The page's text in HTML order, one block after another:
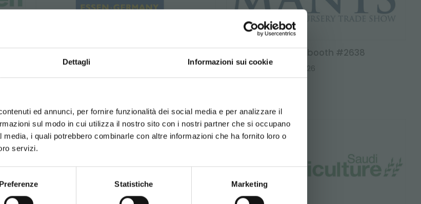
Dettagli Informazioni sui cookie
ed annunci, per fornire funzionalità dei social media e per analizzare il
sul modo in cui utilizza il nostro sito con i nostri partner che si occupano
i quali potrebbero combinarle con altre informazioni che ha fornito loro o
servizi.
Preferenze Statistiche Marketing
01/27/2026 - 01/30/2026
Mants Baltimore - booth #2638
01/07/2026 - 01/09/2026
UNITED STATES ENGLISH
CONTINUE